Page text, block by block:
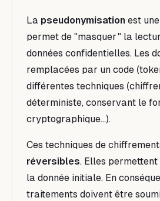
La pseudonymisation est
permet de "masquer " la
données confidentielles. Les
remplacées par un code
différentes techniques
déterministe, conservant le
cryptographique…).
Ces techniques de
réversibles. Elles
la donnée initiale. En
traitements doivent être